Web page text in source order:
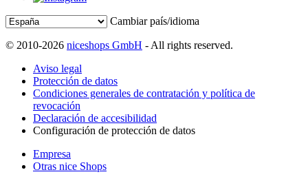
Cambiar país/idioma
© 2010-2026 niceshops GmbH - All rights reserved.
Aviso legal
Protección de datos
Condiciones generales de contratación y política de
revocación
Declaración de accesibilidad
Configuración de protección de datos
Empresa
Otras nice Shops